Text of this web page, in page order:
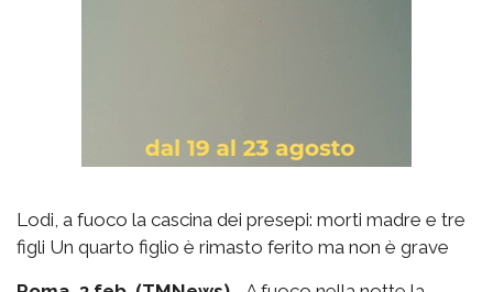
Lodi, a fuoco la cascina dei presepi: morti madre e tre
figli Un quarto figlio è rimasto ferito ma non è grave